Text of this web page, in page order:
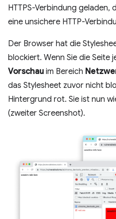
HTTPS-Verbindung geladen,
eine unsichere HTTP-
Der Browser hat die
blockiert. Wenn Sie die Seite
Vorschau im Bereich
das Stylesheet zuvor nicht
Hintergrund rot. Sie ist nun
(zweiter Screenshot).